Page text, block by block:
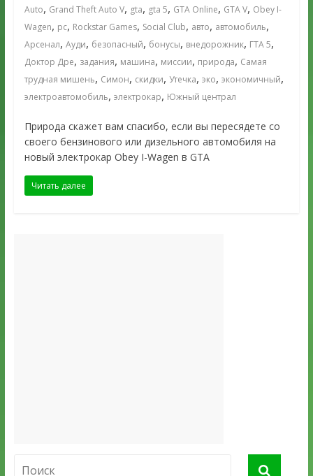
Auto, Grand Theft Auto V, gta, gta 5, GTA Online, GTA V, Obey I-
Wagen, pc, Rockstar Games, Social Club, авто, автомобиль,
Арсенал, Ауди, безопасный, бонусы, внедорожник, ГТА 5,
Доктор Дре, задания, машина, миссии, природа, Самая
трудная мишень, Симон, скидки, Утечка, эко, экономичный,
электроавтомобиль, электрокар, Южный централ
Природа скажет вам спасибо, если вы пересядете со
своего бензинового или дизельного автомобиля на
новый электрокар Obey I-Wagen в GTA
Читать далее